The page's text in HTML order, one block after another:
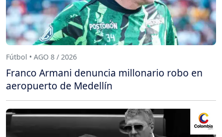
Fútbol • AGO 8 / 2026
Franco Armani denuncia millonario robo en
aeropuerto de Medellín